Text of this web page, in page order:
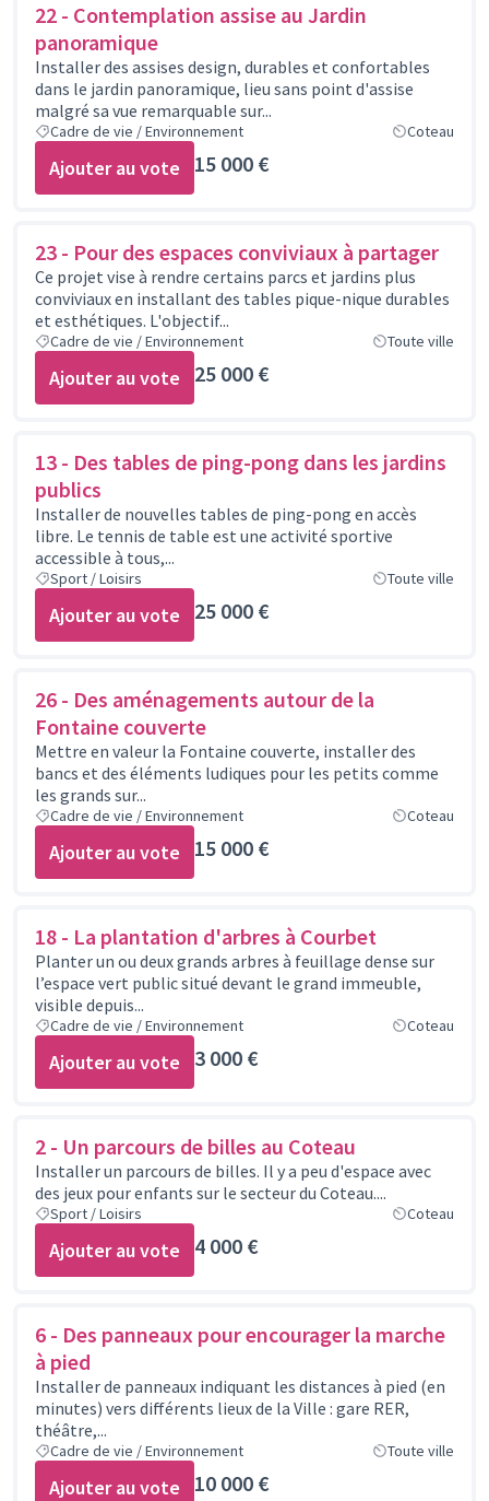
22 - Contemplation assise au Jardin
panoramique
Installer des assises design, durables et confortables
dans le jardin panoramique, lieu sans point d'assise
malgré sa vue remarquable sur...
Cadre de vie / Environnement Coteau
Ajouter au vote 15 000 €
23 - Pour des espaces conviviaux à partager
Ce projet vise à rendre certains parcs et jardins plus
conviviaux en installant des tables pique-nique durables
et esthétiques. L'objectif...
Cadre de vie / Environnement Toute ville
Ajouter au vote 25 000 €
13 - Des tables de ping-pong dans les jardins
publics
Installer de nouvelles tables de ping-pong en accès
libre. Le tennis de table est une activité sportive
accessible à tous,...
Sport / Loisirs Toute ville
Ajouter au vote 25 000 €
26 - Des aménagements autour de la
Fontaine couverte
Mettre en valeur la Fontaine couverte, installer des
bancs et des éléments ludiques pour les petits comme
les grands sur...
Cadre de vie / Environnement Coteau
Ajouter au vote 15 000 €
18 - La plantation d'arbres à Courbet
Planter un ou deux grands arbres à feuillage dense sur
l’espace vert public situé devant le grand immeuble,
visible depuis...
Cadre de vie / Environnement Coteau
Ajouter au vote 3 000 €
2 - Un parcours de billes au Coteau
Installer un parcours de billes. Il y a peu d'espace avec
des jeux pour enfants sur le secteur du Coteau....
Sport / Loisirs Coteau
Ajouter au vote 4 000 €
6 - Des panneaux pour encourager la marche
à pied
Installer de panneaux indiquant les distances à pied (en
minutes) vers différents lieux de la Ville : gare RER,
théâtre,...
Cadre de vie / Environnement Toute ville
Ajouter au vote 10 000 €